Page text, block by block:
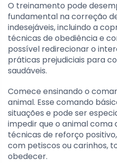
O treinamento pode
fundamental na correção
indesejáveis, incluindo a
técnicas de obediência e
possível redirecionar o
práticas prejudiciais para
saudáveis.
Comece ensinando o
animal. Esse comando
situações e pode ser
impedir que o animal coma
técnicas de reforço
com petiscos ou carinhos,
obedecer.